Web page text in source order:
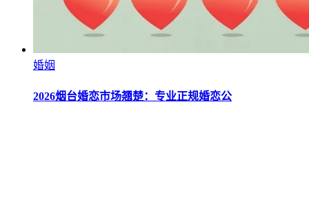
婚姻
2026烟台婚恋市场翘楚：专业正规婚恋公